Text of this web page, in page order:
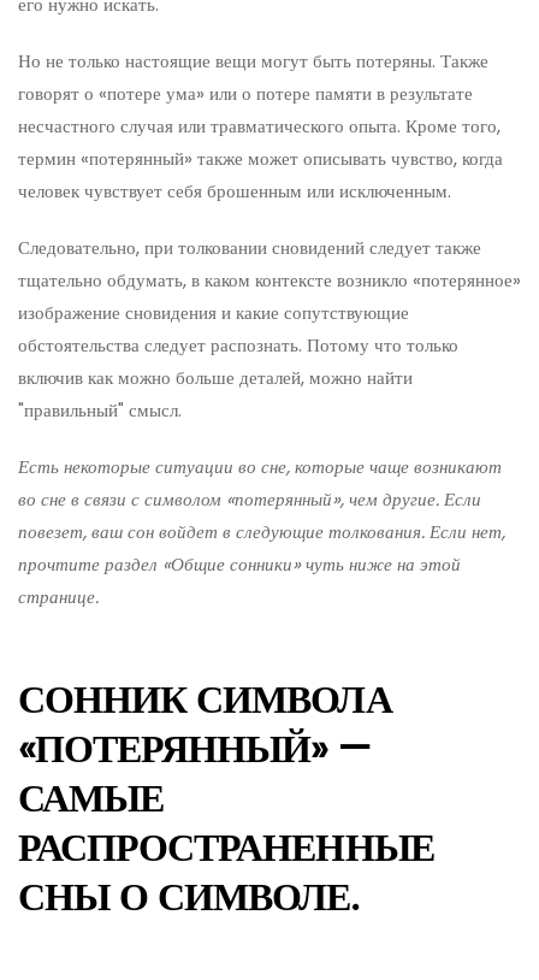
Но не только настоящие вещи могут быть потеряны. Также
говорят о «потере ума» или о потере памяти в результате
несчастного случая или травматического опыта. Кроме того,
термин «потерянный» также может описывать чувство, когда
человек чувствует себя брошенным или исключенным.
Следовательно, при толковании сновидений следует также
тщательно обдумать, в каком контексте возникло «потерянное»
изображение сновидения и какие сопутствующие
обстоятельства следует распознать. Потому что только
включив как можно больше деталей, можно найти
"правильный" смысл.
Есть некоторые ситуации во сне, которые чаще возникают
во сне в связи с символом «потерянный», чем другие. Если
повезет, ваш сон войдет в следующие толкования. Если нет,
прочтите раздел «Общие сонники» чуть ниже на этой
странице.
СОННИК СИМВОЛА
«ПОТЕРЯННЫЙ» —
САМЫЕ
РАСПРОСТРАНЕННЫЕ
СНЫ О СИМВОЛЕ.